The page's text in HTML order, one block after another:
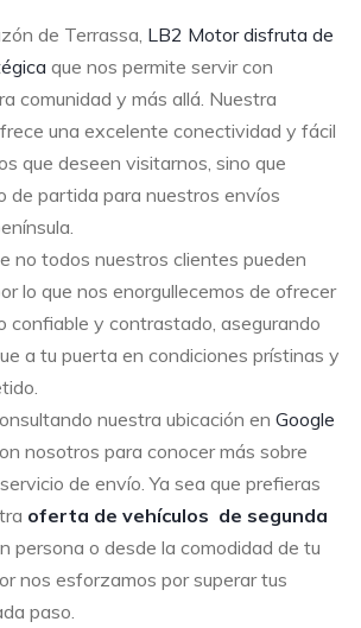
de Terrassa, LB2 Motor disfruta de
que nos permite servir con
comunidad y más allá. Nuestra
una excelente conectividad y fácil
que deseen visitarnos, sino que
de partida para nuestros envíos
no todos nuestros clientes pueden
lo que nos enorgullecemos de ofrecer
confiable y contrastado, asegurando
a tu puerta en condiciones prístinas y
nuestra ubicación en Google
nosotros para conocer más sobre
de envío. Ya sea que prefieras
oferta de vehículos de segunda
persona o desde la comodidad de tu
nos esforzamos por superar tus
paso.